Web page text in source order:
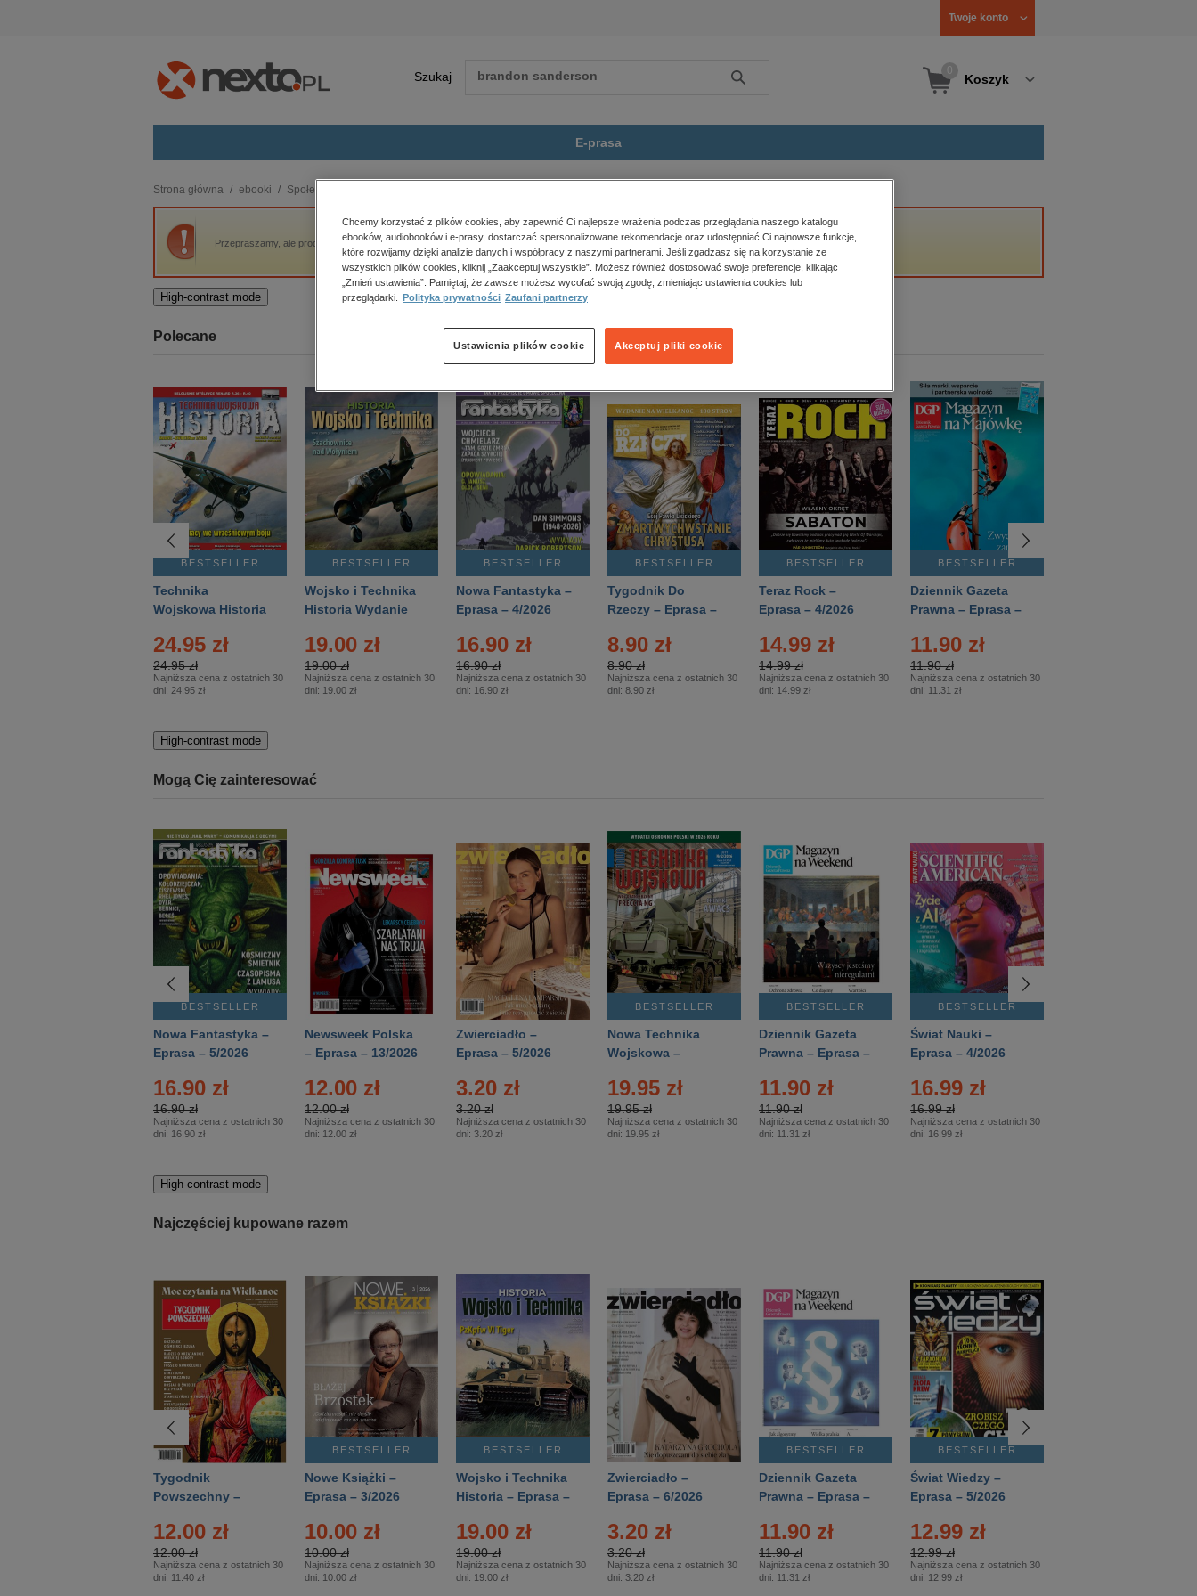
Twoje konto
Szukaj Szukaj Koszyk
E-prasa
budownictwo, aranżacja wnętrz
biznesowe, branżowe, gospodarka
darmowe wydania
edukacja
kobiece, lifestyle, kultura
polityka, społeczno-informacyjne
psychologiczne
inne
popularno-naukowe
historia
zdrowie
religie
Strona główna ebooki Społeczeństwo
Przepraszamy, ale produkt „Dziennik ambasadora: Londyn 1994-1999 Tom IV: rok 1997” nie jest dostępny.
High-contrast mode
Polecane
BESTSELLER
Technika
Wojskowa Historia
24.95 zł
24.95 zł
Najniższa cena z ostatnich 30
dni: 24.95 zł
BESTSELLER
Wojsko i Technika
Historia Wydanie
– 2/2026
19.00 zł
19.00 zł
Najniższa cena z ostatnich 30
dni: 19.00 zł
BESTSELLER
Nowa Fantastyka –
Eprasa – 4/2026
16.90 zł
16.90 zł
Najniższa cena z ostatnich 30
dni: 16.90 zł
BESTSELLER
Tygodnik Do
Rzeczy – Eprasa –
8.90 zł
8.90 zł
Najniższa cena z ostatnich 30
dni: 8.90 zł
BESTSELLER
Teraz Rock –
Eprasa – 4/2026
14.99 zł
14.99 zł
Najniższa cena z ostatnich 30
dni: 14.99 zł
BESTSELLER
Dziennik Gazeta
Prawna – Eprasa –
11.90 zł
11.90 zł
Najniższa cena z ostatnich 30
dni: 11.31 zł
High-contrast mode
Mogą Cię zainteresować
BESTSELLER
Nowa Fantastyka –
Eprasa – 5/2026
16.90 zł
16.90 zł
Najniższa cena z ostatnich 30
dni: 16.90 zł
Newsweek Polska
– Eprasa – 13/2026
12.00 zł
12.00 zł
Najniższa cena z ostatnich 30
dni: 12.00 zł
Zwierciadło –
Eprasa – 5/2026
3.20 zł
3.20 zł
Najniższa cena z ostatnich 30
dni: 3.20 zł
BESTSELLER
Nowa Technika
Wojskowa –
19.95 zł
19.95 zł
Najniższa cena z ostatnich 30
dni: 19.95 zł
BESTSELLER
Dziennik Gazeta
Prawna – Eprasa –
11.90 zł
11.90 zł
Najniższa cena z ostatnich 30
dni: 11.31 zł
BESTSELLER
Świat Nauki –
Eprasa – 4/2026
16.99 zł
16.99 zł
Najniższa cena z ostatnich 30
dni: 16.99 zł
High-contrast mode
Najczęściej kupowane razem
Tygodnik
Powszechny –
12.00 zł
12.00 zł
Najniższa cena z ostatnich 30
dni: 11.40 zł
BESTSELLER
Nowe Książki –
Eprasa – 3/2026
10.00 zł
10.00 zł
Najniższa cena z ostatnich 30
dni: 10.00 zł
BESTSELLER
Wojsko i Technika
Historia – Eprasa –
19.00 zł
19.00 zł
Najniższa cena z ostatnich 30
dni: 19.00 zł
Zwierciadło –
Eprasa – 6/2026
3.20 zł
3.20 zł
Najniższa cena z ostatnich 30
dni: 3.20 zł
BESTSELLER
Dziennik Gazeta
Prawna – Eprasa –
11.90 zł
11.90 zł
Najniższa cena z ostatnich 30
dni: 11.31 zł
BESTSELLER
Świat Wiedzy –
Eprasa – 5/2026
12.99 zł
12.99 zł
Najniższa cena z ostatnich 30
dni: 12.99 zł
Chcemy korzystać z plików cookies, aby zapewnić Ci najlepsze wrażenia podczas przeglądania naszego katalogu
ebooków, audiobooków i e-prasy, dostarczać spersonalizowane rekomendacje oraz udostępniać Ci najnowsze funkcje,
które rozwijamy dzięki analizie danych i współpracy z naszymi partnerami. Jeśli zgadzasz się na korzystanie ze
wszystkich plików cookies, kliknij „Zaakceptuj wszystkie”. Możesz również dostosować swoje preferencje, klikając
„Zmień ustawienia”. Pamiętaj, że zawsze możesz wycofać swoją zgodę, zmieniając ustawienia cookies lub
przeglądarki.
Polityka prywatności Zaufani partnerzy
Akceptuj pliki cookie
Ustawienia plików cookie